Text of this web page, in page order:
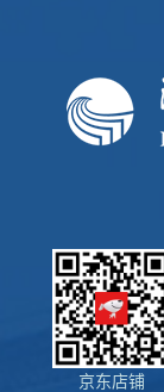
京东店铺